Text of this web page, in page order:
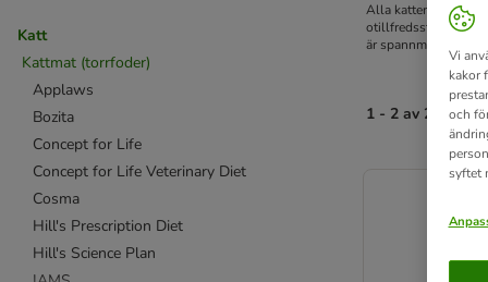
Katt
Kattmat (torrfoder)
Applaws
Bozita
Concept for Life
Concept for Life Veterinary Diet
Cosma
Hill's Prescription Diet
Hill's Science Plan
Alla katter behöver
otillfredsställande
är spannmålsfria
1 - 2 av 2
product items
Vi
kakor
och
syftet